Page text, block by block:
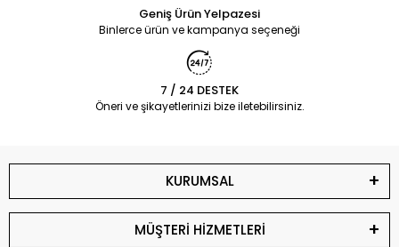
Geniş Ürün Yelpazesi
Binlerce ürün ve kampanya seçeneği
7 / 24 DESTEK
Öneri ve şikayetlerinizi bize iletebilirsiniz.
KURUMSAL
MÜŞTERİ HİZMETLERİ